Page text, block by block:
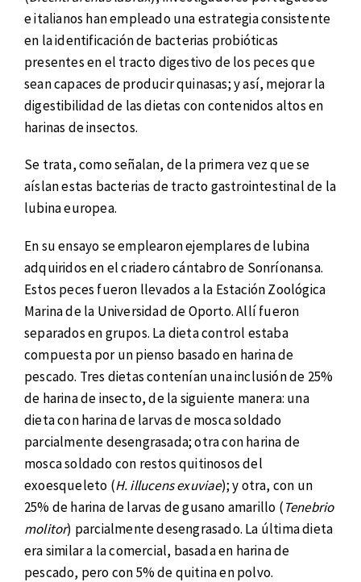
e italianos han empleado una estrategia consistente
en la identificación de bacterias probióticas
presentes en el tracto digestivo de los peces que
sean capaces de producir quinasas; y así, mejorar la
digestibilidad de las dietas con contenidos altos en
harinas de insectos.
Se trata, como señalan, de la primera vez que se
aíslan estas bacterias de tracto gastrointestinal de la
lubina europea.
En su ensayo se emplearon ejemplares de lubina
adquiridos en el criadero cántabro de Sonríonansa.
Estos peces fueron llevados a la Estación Zoológica
Marina de la Universidad de Oporto. Allí fueron
separados en grupos. La dieta control estaba
compuesta por un pienso basado en harina de
pescado. Tres dietas contenían una inclusión de 25%
de harina de insecto, de la siguiente manera: una
dieta con harina de larvas de mosca soldado
parcialmente desengrasada; otra con harina de
mosca soldado con restos quitinosos del
exoesqueleto (H. illucens exuviae); y otra, con un
25% de harina de larvas de gusano amarillo (Tenebrio
molitor) parcialmente desengrasado. La última dieta
era similar a la comercial, basada en harina de
pescado, pero con 5% de quitina en polvo.